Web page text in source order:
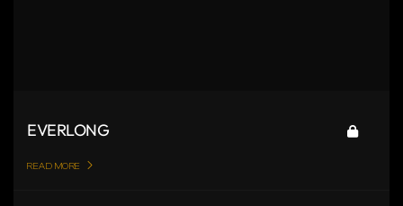
EVERLONG
READ MORE